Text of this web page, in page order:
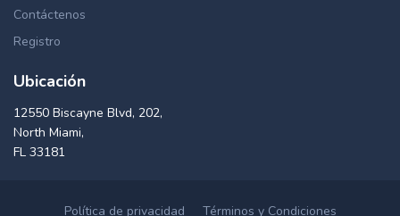
Contáctenos
Registro
Ubicación
12550 Biscayne Blvd, 202,
North Miami,
FL 33181
Política de privacidad Términos y Condiciones